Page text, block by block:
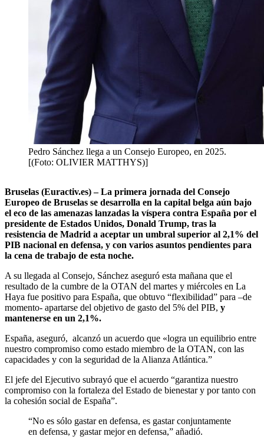
Pedro Sánchez llega a un Consejo Europeo, en 2025.
[(Foto: OLIVIER MATTHYS)]
Bruselas (Euractiv.es) – La primera jornada del Consejo
Europeo de Bruselas se desarrolla en la capital belga aún bajo
el eco de las amenazas lanzadas la víspera contra España por el
presidente de Estados Unidos, Donald Trump, tras la
resistencia de Madrid a aceptar un umbral superior al 2,1% del
PIB nacional en defensa, y con varios asuntos pendientes para
la cena de trabajo de esta noche.
A su llegada al Consejo, Sánchez aseguró esta mañana que el
resultado de la cumbre de la OTAN del martes y miércoles en La
Haya fue positivo para España, que obtuvo “flexibilidad” para –de
momento- apartarse del objetivo de gasto del 5% del PIB, y
mantenerse en un 2,1%.
España, aseguró, alcanzó un acuerdo que «logra un equilibrio entre
nuestro compromiso como estado miembro de la OTAN, con las
capacidades y con la seguridad de la Alianza Atlántica.”
El jefe del Ejecutivo subrayó que el acuerdo “garantiza nuestro
compromiso con la fortaleza del Estado de bienestar y por tanto con
la cohesión social de España”.
“No es sólo gastar en defensa, es gastar conjuntamente
en defensa, y gastar mejor en defensa,” añadió.